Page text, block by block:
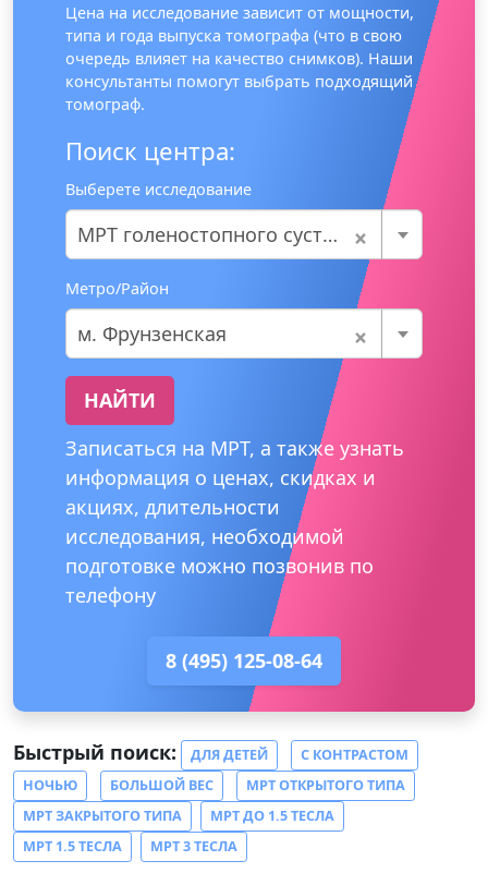
Цена на исследование зависит от мощности,
типа и года выпуска томографа (что в свою
очередь влияет на качество снимков). Наши
консультанты помогут выбрать подходящий
томограф.
Поиск центра:
Выберете исследование
×
МРТ голеностопного сустава
Метро/Район
×
м. Фрунзенская
НАЙТИ
Записаться на МРТ, а также узнать
информация о ценах, скидках и
акциях, длительности
исследования, необходимой
подготовке можно позвонив по
телефону
8 (495) 125-08-64
Быстрый поиск: ДЛЯ ДЕТЕЙ
С КОНТРАСТОМ
НОЧЬЮ
БОЛЬШОЙ ВЕС
МРТ ОТКРЫТОГО ТИПА
МРТ ЗАКРЫТОГО ТИПА
МРТ ДО 1.5 ТЕСЛА
МРТ 1.5 ТЕСЛА
МРТ 3 ТЕСЛА